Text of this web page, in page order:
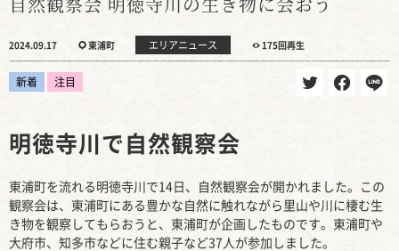
2024.09.17 東浦町 エリアニュース 175回再生
新着 注目
明徳寺川で自然観察会
東浦町を流れる明徳寺川で14日、自然観察会が開かれました。この
観察会は、東浦町にある豊かな自然に触れながら里山や川に棲む生
き物を観察してもらおうと、東浦町が企画したものです。東浦町や
大府市、知多市などに住む親子など37人が参加しました。